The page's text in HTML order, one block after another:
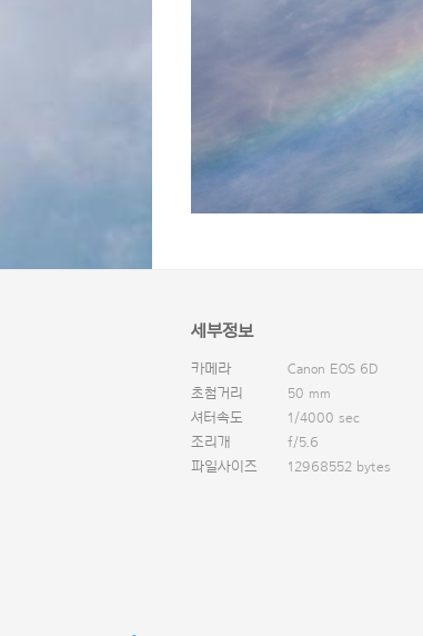
세부정보
카메라
Canon EOS 6D
초첨거리
50 mm
셔터속도
1/4000 sec
조리개
f/5.6
파일사이즈
12968552 bytes